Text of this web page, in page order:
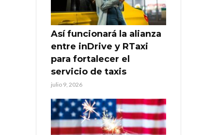
Así funcionará la alianza
entre inDrive y RTaxi
para fortalecer el
servicio de taxis
julio 9, 2026